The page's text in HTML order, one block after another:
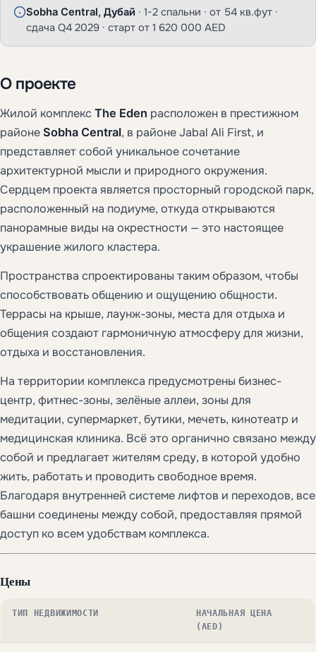
Sobha Central, Дубай · 1-2 спальни · от 54 кв.фут ·
сдача Q4 2029 · старт от 1 620 000 AED
О проекте
Жилой комплекс The Eden расположен в престижном
районе Sobha Central, в районе Jabal Ali First, и
представляет собой уникальное сочетание
архитектурной мысли и природного окружения.
Сердцем проекта является просторный городской парк,
расположенный на подиуме, откуда открываются
панорамные виды на окрестности — это настоящее
украшение жилого кластера.
Пространства спроектированы таким образом, чтобы
способствовать общению и ощущению общности.
Террасы на крыше, лаунж-зоны, места для отдыха и
общения создают гармоничную атмосферу для жизни,
отдыха и восстановления.
На территории комплекса предусмотрены бизнес-
центр, фитнес-зоны, зелёные аллеи, зоны для
медитации, супермаркет, бутики, мечеть, кинотеатр и
медицинская клиника. Всё это органично связано между
собой и предлагает жителям среду, в которой удобно
жить, работать и проводить свободное время.
Благодаря внутренней системе лифтов и переходов, все
башни соединены между собой, предоставляя прямой
доступ ко всем удобствам комплекса.
Цены
ТИП НЕДВИЖИМОСТИ
НАЧАЛЬНАЯ ЦЕНА
(AED)